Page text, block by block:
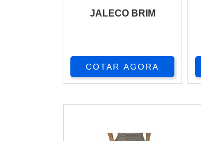
JALECO BRIM
COTAR AGORA